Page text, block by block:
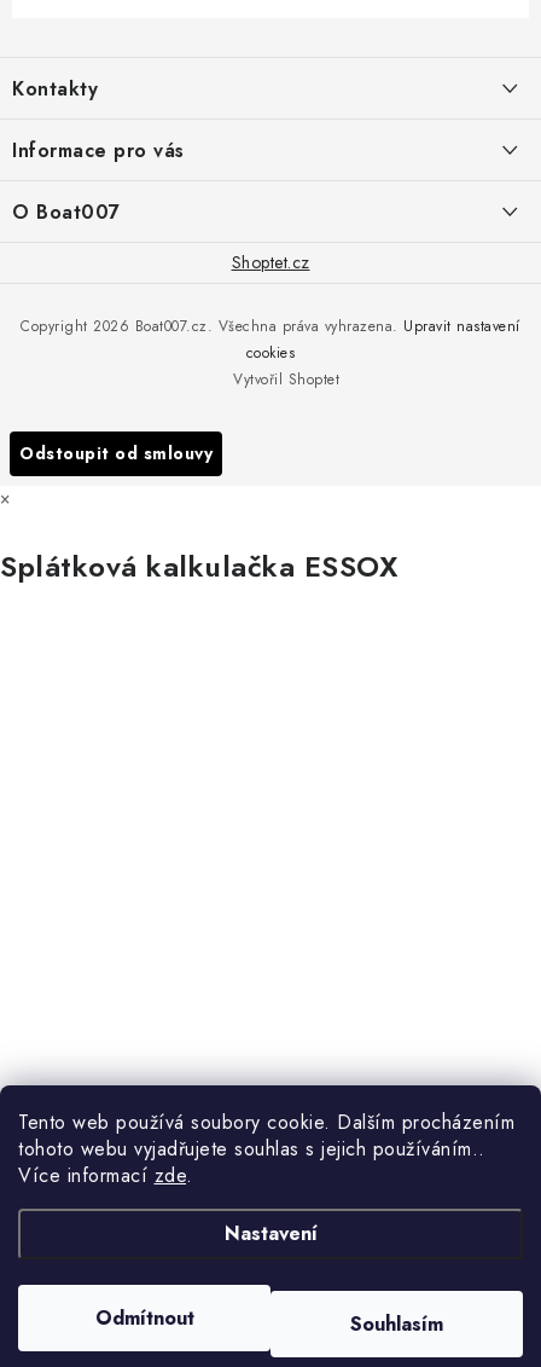
Tento web používá soubory cookie. Dalším procházením
tohoto webu vyjadřujete souhlas s jejich používáním..
Více informací zde.
Nastavení
Odmítnout Souhlasím
p
a
Kontakty
+420 775 473 808
PŘÍJEM/VÝDEJ/SERVIS zakázek
Informace pro vás
Obchodní podmínky
Podmínky ochrany osobních údajů
O Boat007
Všechny značky
Shoptet.cz
Vytvořil Shoptet
Copyright 2026 Boat007.cz. Všechna práva vyhrazena. Upravit nastavení
cookies
Odstoupit od smlouvy
×
Splátková kalkulačka ESSOX